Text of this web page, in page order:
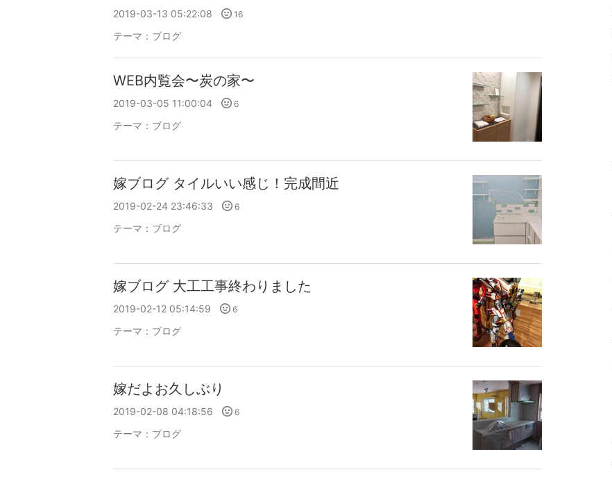
2019-03-13 05:22:08 16
テーマ： ブログ
WEB内覧会〜炭の家〜
2019-03-05 11:00:04 6
テーマ： ブログ
嫁ブログ タイルいい感じ！完成間近
2019-02-24 23:46:33 6
テーマ： ブログ
嫁ブログ 大工工事終わりました
2019-02-12 05:14:59 6
テーマ： ブログ
嫁だよお久しぶり
2019-02-08 04:18:56 6
テーマ： ブログ